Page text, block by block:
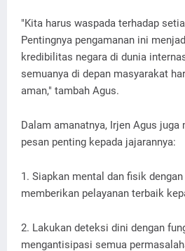
"Kita harus waspada terhadap
Pentingnya pengamanan ini
kredibilitas negara di dunia
semuanya di depan masyarakat
aman," tambah Agus.
Dalam amanatnya, Irjen Agus juga
pesan penting kepada jajarannya:
1. Siapkan mental dan fisik
memberikan pelayanan terbaik
2. Lakukan deteksi dini dengan
mengantisipasi semua